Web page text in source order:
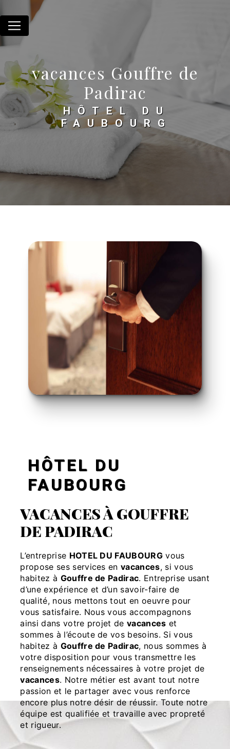
vacances Gouffre de
Padirac
HÔTEL DU
FAUBOURG
HÔTEL DU
FAUBOURG
VACANCES À GOUFFRE
DE PADIRAC
L’entreprise HOTEL DU FAUBOURG vous
propose ses services envacances, si vous
habitez à Gouffre de Padirac. Entreprise usant
d’une expérience et d’un savoir-faire de
qualité, nous mettons tout en oeuvre pour
vous satisfaire. Nous vous accompagnons
ainsi dans votre projet devacances et
sommes à l’écoute de vos besoins. Si vous
habitez à Gouffre de Padirac, nous sommes à
votre disposition pour vous transmettre les
renseignements nécessaires à votre projet de
vacances. Notre métier est avant tout notre
passion et le partager avec vous renforce
encore plus notre désir de réussir. Toute notre
équipe est qualifiée et travaille avec propreté
et rigueur.
Panneau de gestion des cookies